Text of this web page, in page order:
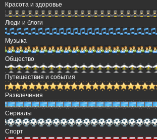
Красота и здоровье
Люди и блоги
Музыка
Общество
Путешествия и события
Развлечения
Сериалы
Спорт